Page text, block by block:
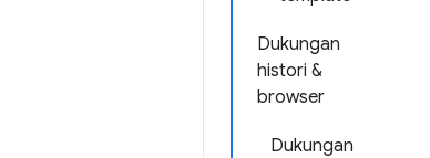
Dukungan
histori &
browser
Dukungan